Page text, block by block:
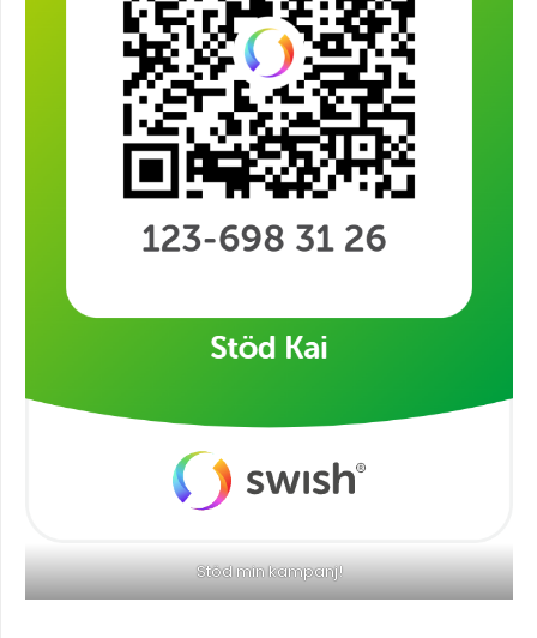
Stöd min kampanj!